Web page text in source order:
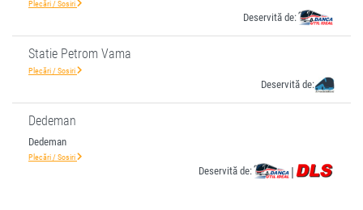
Plecări / Sosiri
Deservită de:
Statie Petrom Vama
Plecări / Sosiri
Deservită de:
Dedeman
Dedeman
Plecări / Sosiri
Deservită de: |